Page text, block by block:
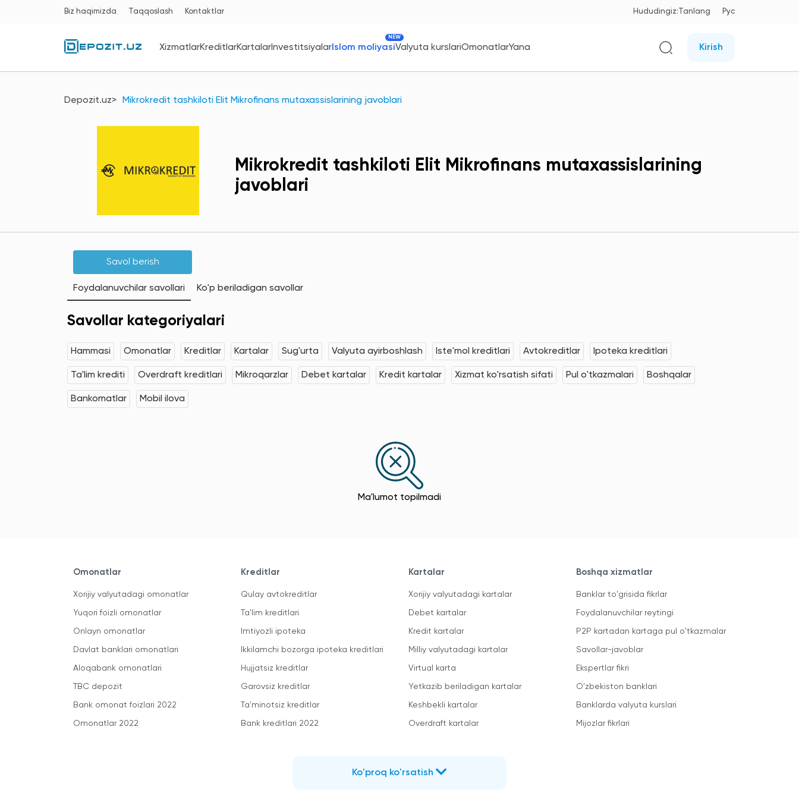
Biz haqimizda Taqqoslash Kontaktlar Hududingiz:Tanlang Рус
XizmatlarKreditlarKartalarInvestitsiyalarIslom moliyasi
NEW
Valyuta kurslariOmonatlarYana Kirish
Depozit.uz Mikrokredit tashkiloti Elit Mikrofinans mutaxassislarining javoblari
Mikrokredit tashkiloti Elit Mikrofinans mutaxassislarining
javoblari
Savol berish
Foydalanuvchilar savollari Ko'p beriladigan savollar
Savollar kategoriyalari
Hammasi Omonatlar Kreditlar Kartalar Sug'urta Valyuta ayirboshlash Iste'mol kreditlari Avtokreditlar Ipoteka kreditlari
Ta'lim krediti Overdraft kreditlari Mikroqarzlar Debet kartalar Kredit kartalar Xizmat ko'rsatish sifati Pul o'tkazmalari Boshqalar
Bankomatlar Mobil ilova
Ma'lumot topilmadi
Omonatlar
Xorijiy valyutadagi omonatlar
Yuqori foizli omonatlar
Onlayn omonatlar
Davlat banklari omonatlari
Aloqabank omonatlari
TBC depozit
Bank omonat foizlari 2022
Omonatlar 2022
Kreditlar
Qulay avtokreditlar
Ta'lim kreditlari
Imtiyozli ipoteka
Ikkilamchi bozorga ipoteka kreditlari
Hujjatsiz kreditlar
Garovsiz kreditlar
Ta'minotsiz kreditlar
Bank kreditlari 2022
Kartalar
Xorijiy valyutadagi kartalar
Debet kartalar
Kredit kartalar
Milliy valyutadagi kartalar
Virtual karta
Yetkazib beriladigan kartalar
Keshbekli kartalar
Overdraft kartalar
Boshqa xizmatlar
Banklar to'grisida fikrlar
Foydalanuvchilar reytingi
P2P kartadan kartaga pul o'tkazmalar
Savollar-javoblar
Ekspertlar fikri
O'zbekiston banklari
Banklarda valyuta kurslari
Mijozlar fikrlari
Ko'proq ko'rsatish